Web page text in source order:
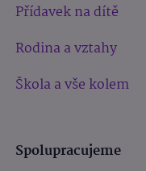
Přídavek na dítě
Rodina a vztahy
Škola a vše kolem
Spolupracujeme